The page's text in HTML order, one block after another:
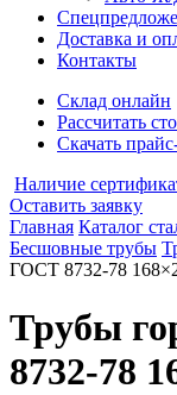
Доставка и
Контакты
Склад онлайн
Рассчитать
Скачать
Наличие
Оставить заявку
Главная Каталог
Бесшовные трубы
ГОСТ 8732-78
Трубы
8732-78